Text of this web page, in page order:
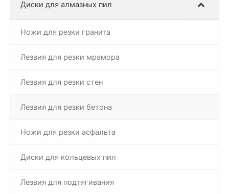
Диски для алмазных пил
Ножи для резки гранита
Лезвия для резки мрамора
Лезвия для резки стен
Лезвия для резки бетона
Ножи для резки асфальта
Диски для кольцевых пил
Лезвия для подтягивания